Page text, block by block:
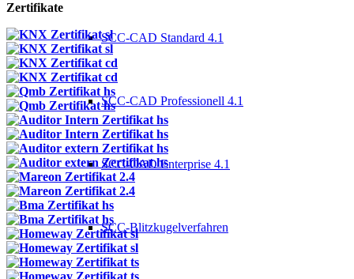
SCC-CAD Standard 4.1
SCC-CAD Professionell 4.1
SCC-CAD Enterprise 4.1
SCC-Blitzkugelverfahren
Zertifikate